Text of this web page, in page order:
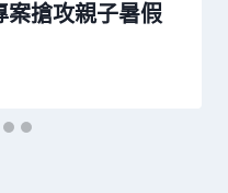
案搶攻親子暑假